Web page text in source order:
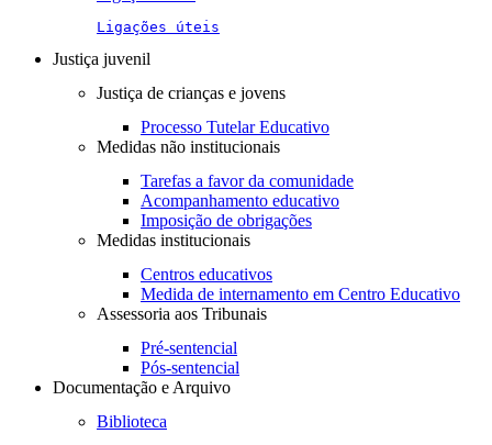
Ligações úteis
Justiça juvenil
Justiça de crianças e jovens
Processo Tutelar Educativo
Medidas não institucionais
Tarefas a favor da comunidade
Acompanhamento educativo
Imposição de obrigações
Medidas institucionais
Centros educativos
Medida de internamento em Centro Educativo
Assessoria aos Tribunais
Pré-sentencial
Pós-sentencial
Documentação e Arquivo
Biblioteca